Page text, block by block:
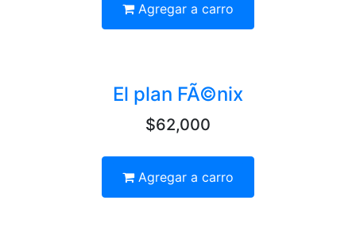
Agregar a carro
El plan FÃ©nix
$62,000
Agregar a carro